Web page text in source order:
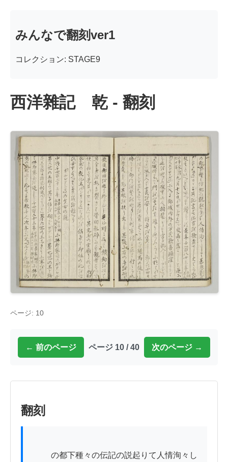
みんなで翻刻ver1
コレクション: STAGE9
西洋雜記 乾 - 翻刻
ページ: 10
← 前のページ ページ 10 / 40 次のページ →
翻刻